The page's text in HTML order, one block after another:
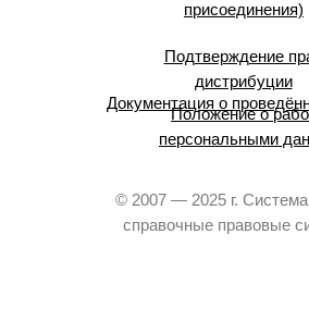
присоединения)
Подтверждение
дистрибуции
Документация о
Положение о
персональными
© 2007 — 2025 г.
справочные правовые